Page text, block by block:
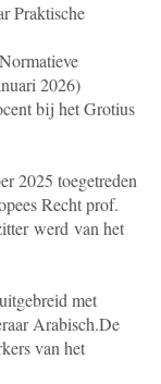
Praktische
2026)
bij het Grotius
2025 toegetreden
Recht prof.
werd van het
met
Arabisch.De
van het